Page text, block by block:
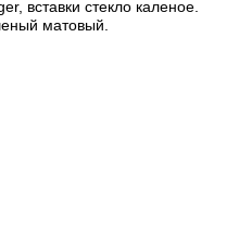
вставки стекло каленое.
матовый.